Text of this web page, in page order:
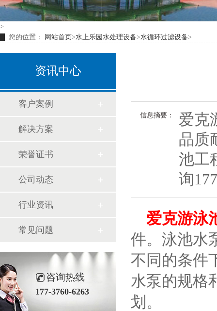
>
您的位置：
网站首页>水上乐园水处理设备>水循环过滤设备>
信息摘要：
爱克
品质
池工
询
爱克游泳
件。泳池水
不同的条件
水泵的规格
划。
资讯中心
客户案例
解决方案
荣誉证书
公司动态
行业资讯
常见问题
咨询热线
177-3760-6263